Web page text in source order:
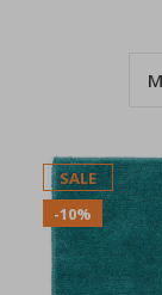
SALE
-10%